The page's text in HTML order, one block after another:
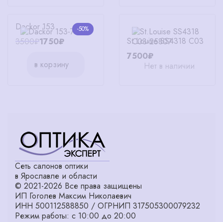
-50%
Dackor 153
3500₽1750₽
в корзину
St.Louise SS4318 C03
7500₽
Нет в наличии
Сеть салонов оптики
в Ярославле и области
© 2021-2026 Все права защищены
ИП Гоголев Максим Николаевич
ИНН 500112588850 / ОГРНИП 317505300079232
Режим работы: с 10:00 до 20:00